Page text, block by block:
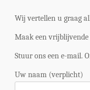
Wij vertellen u graag
Maak een
Stuur ons een e-mail.
Uw naam (verplicht)